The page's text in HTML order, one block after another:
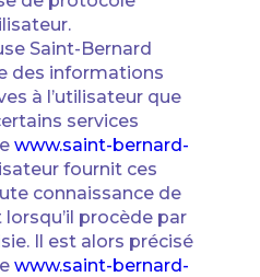
Saint-Bernard
des informations
à l’utilisateur que
services
www.saint-bernard-
fournit ces
connaissance de
procède par
Il est alors précisé
www.saint-bernard-